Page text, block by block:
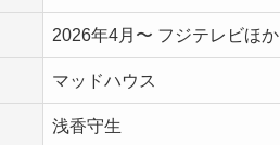
2026年4月〜 フジテレビほか
マッドハウス
浅香守生